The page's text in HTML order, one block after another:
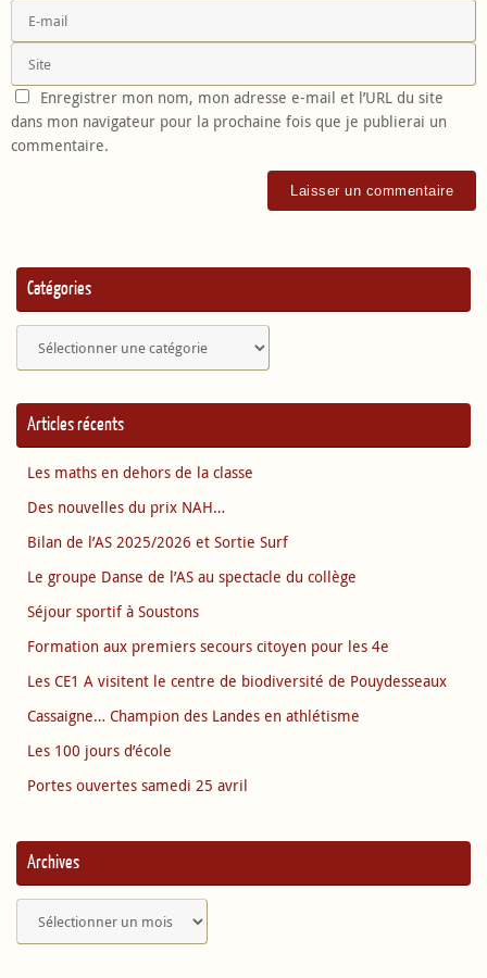
Enregistrer mon nom, mon adresse e-mail et l’URL du site
dans mon navigateur pour la prochaine fois que je publierai un
commentaire.
Catégories
Articles récents
Les maths en dehors de la classe
Des nouvelles du prix NAH…
Bilan de l’AS 2025/2026 et Sortie Surf
Le groupe Danse de l’AS au spectacle du collège
Séjour sportif à Soustons
Formation aux premiers secours citoyen pour les 4e
Les CE1 A visitent le centre de biodiversité de Pouydesseaux
Cassaigne… Champion des Landes en athlétisme
Les 100 jours d’école
Portes ouvertes samedi 25 avril
Archives